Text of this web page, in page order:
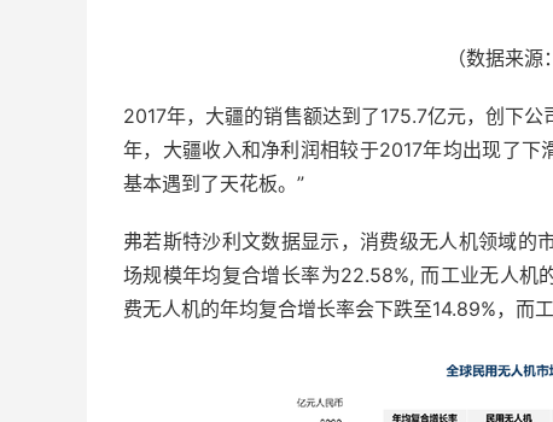
（数据来源
2017年，大疆的销售额达到了175.7亿元，创下
年，大疆收入和净利润相较于2017年均出现了
基本遇到了天花板。”
弗若斯特沙利文数据显示，消费级无人机领域的
场规模年均复合增长率为22.58%, 而工业无人
费无人机的年均复合增长率会下跌至14.89%，而